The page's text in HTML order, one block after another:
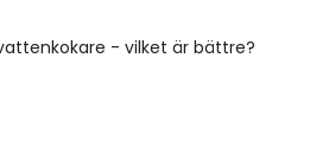
- vilket är bättre?